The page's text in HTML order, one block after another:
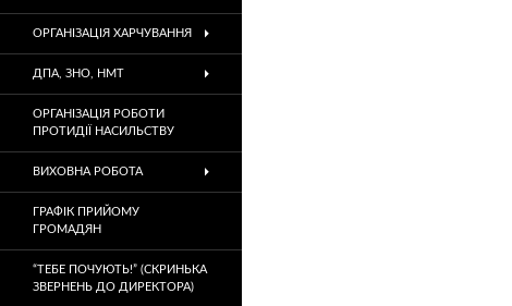
ОРГАНІЗАЦІЯ ХАРЧУВАННЯ
ДПА, ЗНО, НМТ
ОРГАНІЗАЦІЯ РОБОТИ
ПРОТИДІЇ НАСИЛЬСТВУ
ВИХОВНА РОБОТА
ГРАФІК ПРИЙОМУ
ГРОМАДЯН
“ТЕБЕ ПОЧУЮТЬ!” (СКРИНЬКА
ЗВЕРНЕНЬ ДО ДИРЕКТОРА)